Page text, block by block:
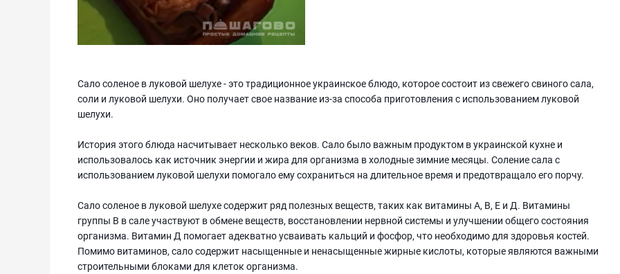
Сало соленое в луковой шелухе - это традиционное украинское блюдо, которое состоит из свежего свиного сала,
соли и луковой шелухи. Оно получает свое название из-за способа приготовления с использованием луковой
шелухи.
История этого блюда насчитывает несколько веков. Сало было важным продуктом в украинской кухне и
использовалось как источник энергии и жира для организма в холодные зимние месяцы. Соление сала с
использованием луковой шелухи помогало ему сохраниться на длительное время и предотвращало его порчу.
Сало соленое в луковой шелухе содержит ряд полезных веществ, таких как витамины А, В, Е и Д. Витамины
группы В в сале участвуют в обмене веществ, восстановлении нервной системы и улучшении общего состояния
организма. Витамин Д помогает адекватно усваивать кальций и фосфор, что необходимо для здоровья костей.
Помимо витаминов, сало содержит насыщенные и ненасыщенные жирные кислоты, которые являются важными
строительными блоками для клеток организма.